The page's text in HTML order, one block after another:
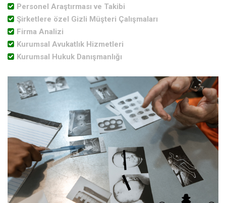
Personel Araştırması ve Takibi
Şirketlere özel Gizli Müşteri Çalışmaları
Firma Analizi
Kurumsal Avukatlık Hizmetleri
Kurumsal Hukuk Danışmanlığı